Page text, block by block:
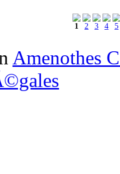
1 2 3 4
5
Amenothes